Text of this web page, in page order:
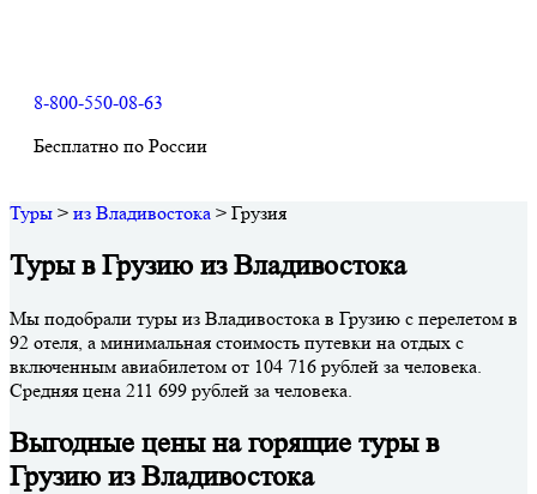
8-800-550-08-63
Бесплатно по России
Туры > из Владивостока > Грузия
Туры в Грузию из Владивостока
Мы подобрали туры из Владивостока в Грузию с перелетом в
92 отеля, а минимальная стоимость путевки на отдых с
включенным авиабилетом от 104 716 рублей за человека.
Средняя цена 211 699 рублей за человека.
Выгодные цены на горящие туры в
Грузию из Владивостока